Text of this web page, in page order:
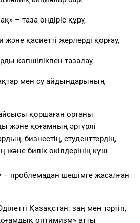
– таза өндіріс құру,
және қасиетті жерлерді қорғау,
көпшілікпен тазалау,
мен су айдындарының
қоршаған ортаны
және қоғамның әртүрлі
бизнестің, студенттердің,
билік өкілдерінің күш-
проблемадан шешімге жасалған
Қазақстан: заң мен тәртіп,
оптимизм» атты